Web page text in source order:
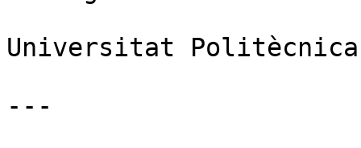
Universitat
---